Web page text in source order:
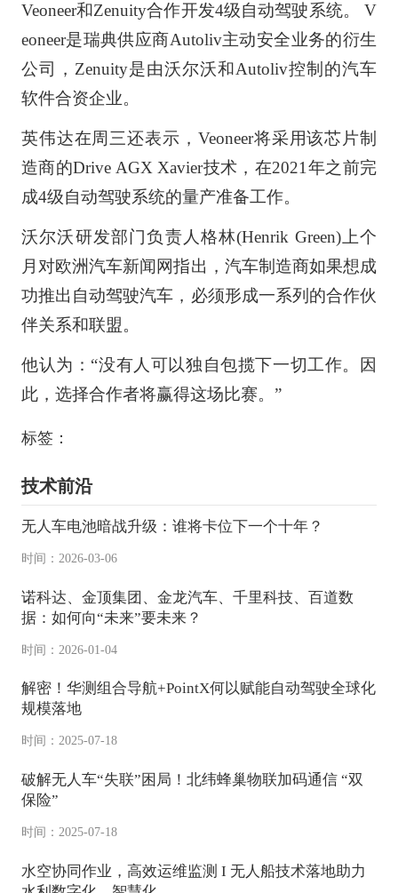
Veoneer和Zenuity合作开发4级自动驾驶系统。 V
eoneer是瑞典供应商Autoliv主动安全业务的衍生
公司，Zenuity是由沃尔沃和Autoliv控制的汽车
软件合资企业。
英伟达在周三还表示，Veoneer将采用该芯片制
造商的Drive AGX Xavier技术，在2021年之前完
成4级自动驾驶系统的量产准备工作。
沃尔沃研发部门负责人格林(Henrik Green)上个
月对欧洲汽车新闻网指出，汽车制造商如果想成
功推出自动驾驶汽车，必须形成一系列的合作伙
伴关系和联盟。
他认为：“没有人可以独自包揽下一切工作。因
此，选择合作者将赢得这场比赛。”
标签：
技术前沿
无人车电池暗战升级：谁将卡位下一个十年？
时间：2026-03-06
诺科达、金顶集团、金龙汽车、千里科技、百道数
据：如何向“未来”要未来？
时间：2026-01-04
解密！华测组合导航+PointX何以赋能自动驾驶全球化
规模落地
时间：2025-07-18
破解无人车“失联”困局！北纬蜂巢物联加码通信 “双
保险”
时间：2025-07-18
水空协同作业，高效运维监测 I 无人船技术落地助力